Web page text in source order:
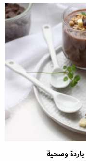
باردة وصحية